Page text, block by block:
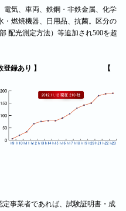
電気、車両、鉄鋼・非鉄金属、化学
・燃焼機器、日用品、抗菌。区分の
配光測定方法）等追加され500を超
※複数登録あり 】
【
事業者であれば、試験証明書・成